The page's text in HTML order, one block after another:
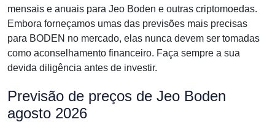
mensais e anuais para Jeo Boden e outras criptomoedas.
Embora forneçamos umas das previsões mais precisas
para BODEN no mercado, elas nunca devem ser tomadas
como aconselhamento financeiro. Faça sempre a sua
devida diligência antes de investir.
Previsão de preços de Jeo Boden
agosto 2026